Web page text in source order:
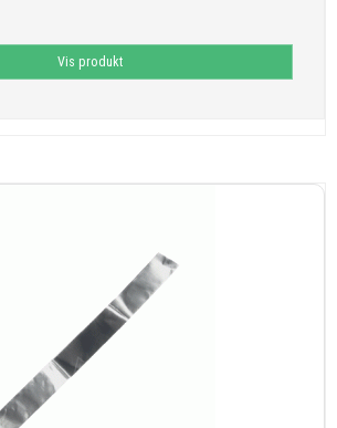
Vis produkt